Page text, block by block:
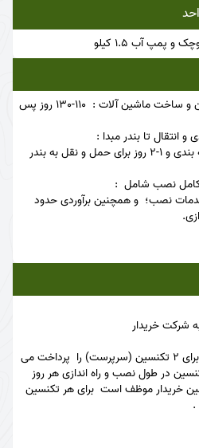
پمپ آب 1.5 کیلو
✓ زمان مورد نیاز جهت تامین و ساخت ماشین آلات : 110-130 روز پس
انتقال تا بندر مبدا :
تخمین حدود 10-12 روز برای بسته بندی و 1-2 روز برای حمل و نقل به بندر
کامل نصب شامل :
روز نیاز به خدمات نصب؛ و همچنین برآوردی حدود
شرکت خریدار
خریدار هزینه بلیط های دوطرفه برای 2 تکنسین (سرپرست) را پرداخت می
هزینه هتل / غذا برای 2 تکنسین در طول نصب و راه اندازی هر روز
خریدار موظف است برای هر تکنسین